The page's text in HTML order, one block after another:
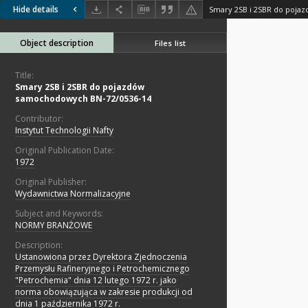
Hide details
Object description Files list
Title:
Smary 2SB i 2SBR do pojazdów
samochodowych BN-72/0536-14
Contributor:
Instytut Technologii Nafty
Original Publication Date:
1972
Original Publisher:
Wydawnictwa Normalizacyjne
Subject and Keywords:
NORMY BRANŻOWE
Description:
Ustanowiona przez Dyrektora Zjednoczenia
Przemysłu Rafineryjnego i Petrochemicznego
"Petrochemia" dnia 12 lutego 1972 r. jako
norma obowiązująca w zakresie produkcji od
dnia 1 października 1972 r.